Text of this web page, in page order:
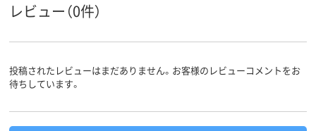
質量 4.0kg
アスクル
レビュー（0件）
投稿されたレビューはまだありません。お客様のレビューコメントをお
待ちしています。